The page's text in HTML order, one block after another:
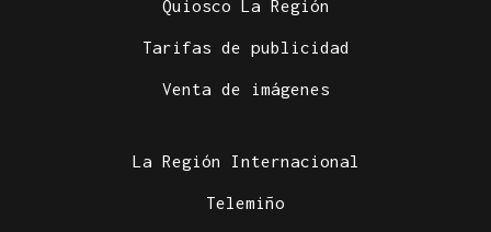
Quiosco La Región
Tarifas de publicidad
Venta de imágenes
La Región Internacional
Telemiño